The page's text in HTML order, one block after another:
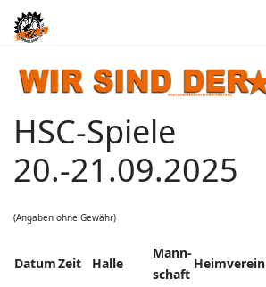
HSC-Spiele
20.-21.09.2025
(Angaben ohne Gewähr)
DatumZeit Halle
Mann-
schaft
Heimverein